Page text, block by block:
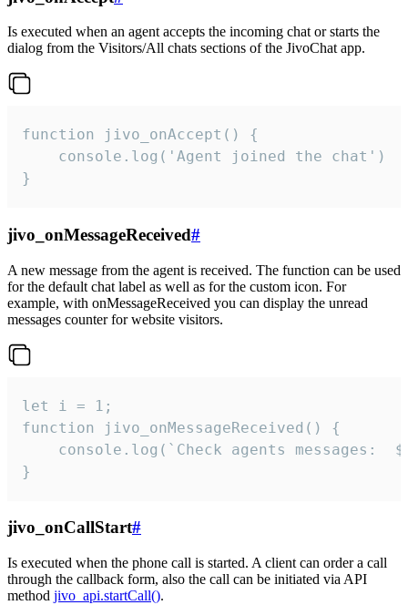
Is executed when an agent accepts the incoming chat or starts the
dialog from the Visitors/All chats sections of the JivoChat app.
function jivo_onAccept() {
}
jivo_onMessageReceived#
A new message from the agent is received. The function can be used
for the default chat label as well as for the custom icon. For
example, with onMessageReceived you can display the unread
messages counter for website visitors.
let i = 1;
function jivo_onMessageReceived() {
}
jivo_onCallStart#
Is executed when the phone call is started. A client can order a call
through the callback form, also the call can be initiated via API
method jivo_api.startCall().